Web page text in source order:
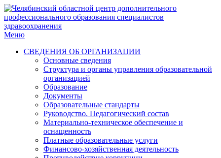
Меню
СВЕДЕНИЯ ОБ ОРГАНИЗАЦИИ
Основные сведения
Структура и органы управления образовательной
организацией
Образование
Документы
Образовательные стандарты
Руководство. Педагогический состав
Материально-техническое обеспечение и
оснащенность
Платные образовательные услуги
Финансово-хозяйственная деятельность